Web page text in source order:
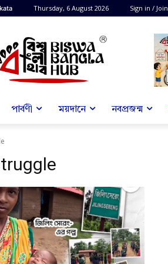
Thursday, 6 August 2026 Sign in / Join
পার্বণী ময়দানে নবপ্রজন্ম